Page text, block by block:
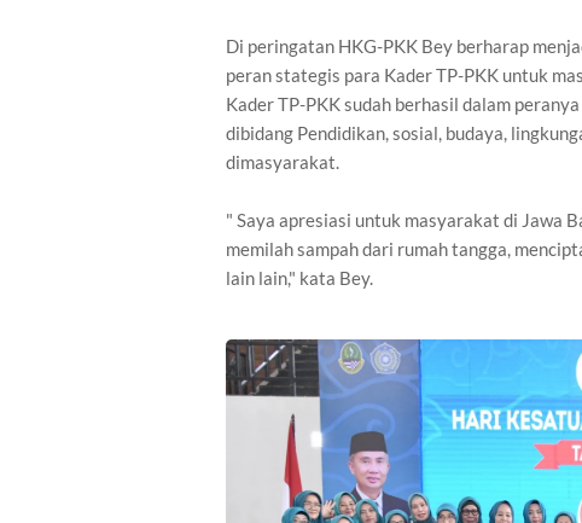
Di peringatan HKG-PKK Bey berharap
peran stategis para Kader TP-PKK untuk
Kader TP-PKK sudah berhasil dalam
dibidang Pendidikan, sosial, budaya,
dimasyarakat.
" Saya apresiasi untuk masyarakat di Jawa
memilah sampah dari rumah tangga,
lain lain," kata Bey.